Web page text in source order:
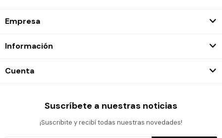
Empresa
Información
Cuenta
Suscríbete a nuestras noticias
¡Suscribite y recibí todas nuestras novedades!